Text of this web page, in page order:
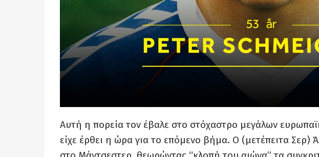
Αυτή η πορεία τον έβαλε στο στόχαστρο μεγάλων
είχε έρθει η ώρα για το επόμενο βήμα. Ο (μετέπειτα Σερ)